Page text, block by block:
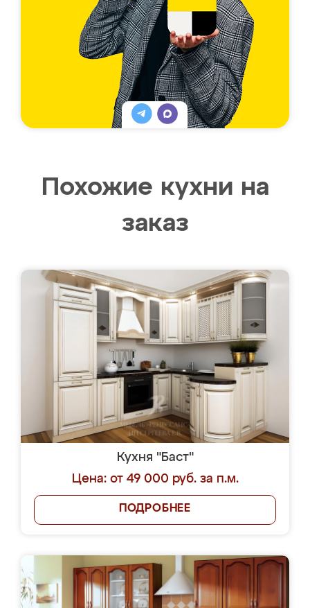
Похожие кухни на
заказ
Кухня "Баст"
Цена: от 49 000 руб. за п.м.
ПОДРОБНЕЕ